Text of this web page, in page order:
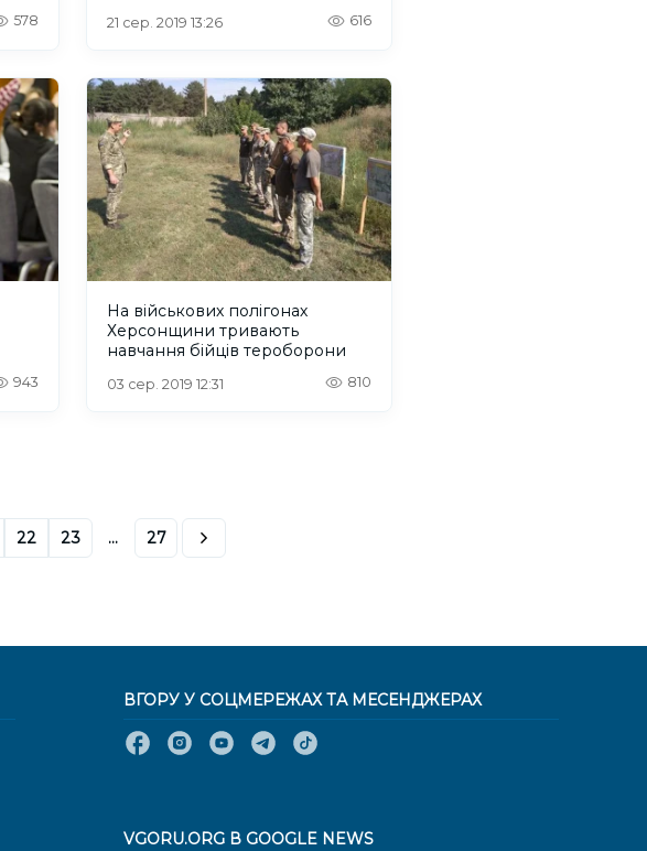
578 21 сер. 2019 13:26 616
943
На військових полігонах
Херсонщини тривають
навчання бійців тероборони
03 сер. 2019 12:31 810
22 23 ... 27
ВГОРУ У СОЦМЕРЕЖАХ ТА МЕСЕНДЖЕРАХ
VGORU.ORG В GOOGLE NEWS